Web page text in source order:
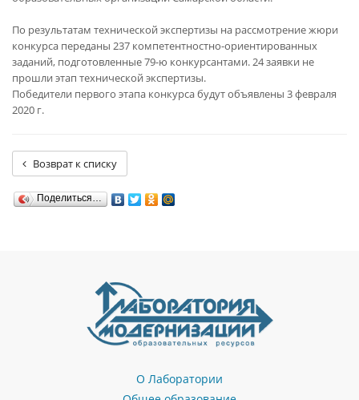
По результатам технической экспертизы на рассмотрение жюри
конкурса переданы 237 компетентностно-ориентированных
заданий, подготовленные 79-ю конкурсантами. 24 заявки не
прошли этап технической экспертизы.
Победители первого этапа конкурса будут объявлены 3 февраля
2020 г.
Возврат к списку
Поделиться…
О Лаборатории